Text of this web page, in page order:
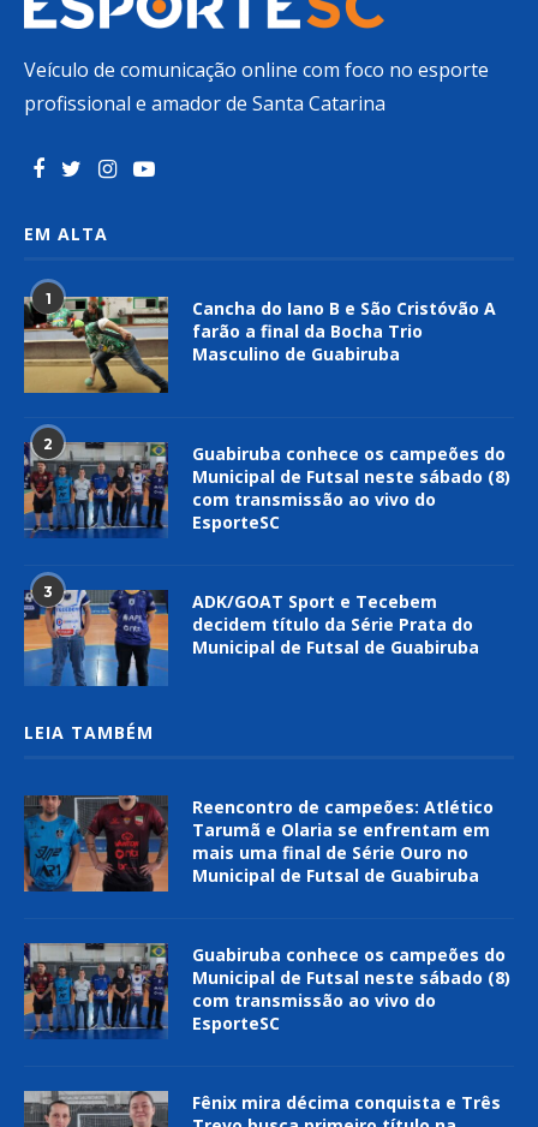
Veículo de comunicação online com foco no esporte
profissional e amador de Santa Catarina
EM ALTA
1
Cancha do Iano B e São Cristóvão A
farão a final da Bocha Trio
Masculino de Guabiruba
2
Guabiruba conhece os campeões do
Municipal de Futsal neste sábado (8)
com transmissão ao vivo do
EsporteSC
3
ADK/GOAT Sport e Tecebem
decidem título da Série Prata do
Municipal de Futsal de Guabiruba
LEIA TAMBÉM
Reencontro de campeões: Atlético
Tarumã e Olaria se enfrentam em
mais uma final de Série Ouro no
Municipal de Futsal de Guabiruba
Guabiruba conhece os campeões do
Municipal de Futsal neste sábado (8)
com transmissão ao vivo do
EsporteSC
Fênix mira décima conquista e Três